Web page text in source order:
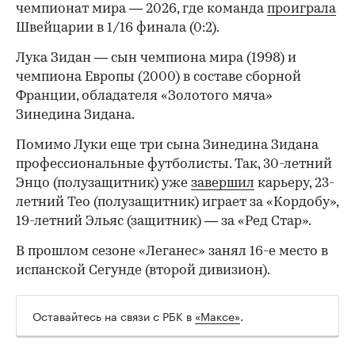
чемпионат мира — 2026, где командапроиграла
Швейцарии в 1/16 финала (0:2).
Лука Зидан — сын чемпиона мира (1998) и
чемпиона Европы (2000) в составе сборной
Франции, обладателя «Золотого мяча»
Зинедина Зидана.
Помимо Луки еще три сына Зинедина Зидана
профессиональные футболисты. Так, 30-летний
Энцо (полузащитник) уже завершил карьеру, 23-
летний Тео (полузащитник) играет за «Кордобу»,
19-летний Эльяс (защитник) — за «Ред Стар».
В прошлом сезоне «Леганес» занял 16-е место в
испанской Сегунде (второй дивизион).
Оставайтесь на связи с РБК в «Максе».